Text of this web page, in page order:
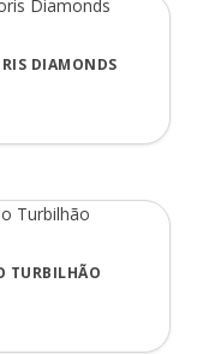
DIAMONDS
TURBILHÃO